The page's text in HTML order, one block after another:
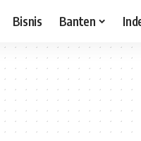
Bisnis Banten